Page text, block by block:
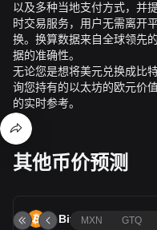
以及多种当地支付方式，并
时交易服务，用户无需离开
换。换算数据来自全球领先
据的准确性。
无论您是想将美元兑换成比
询您持有的以太坊的欧元价
的实时参考。
其他币价预测
Bitcoin( BTC)价格
MXN GTQ